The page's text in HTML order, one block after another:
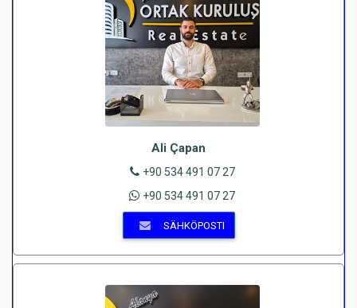
Ali Çapan
+90 534 491 07 27
+90 534 491 07 27
SÄHKÖPOSTI